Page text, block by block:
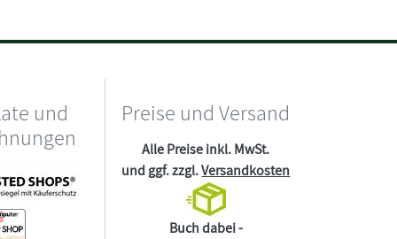
und
Preise und Versand
Alle Preise inkl. MwSt.
und ggf. zzgl.Versandkosten
Buch dabei -